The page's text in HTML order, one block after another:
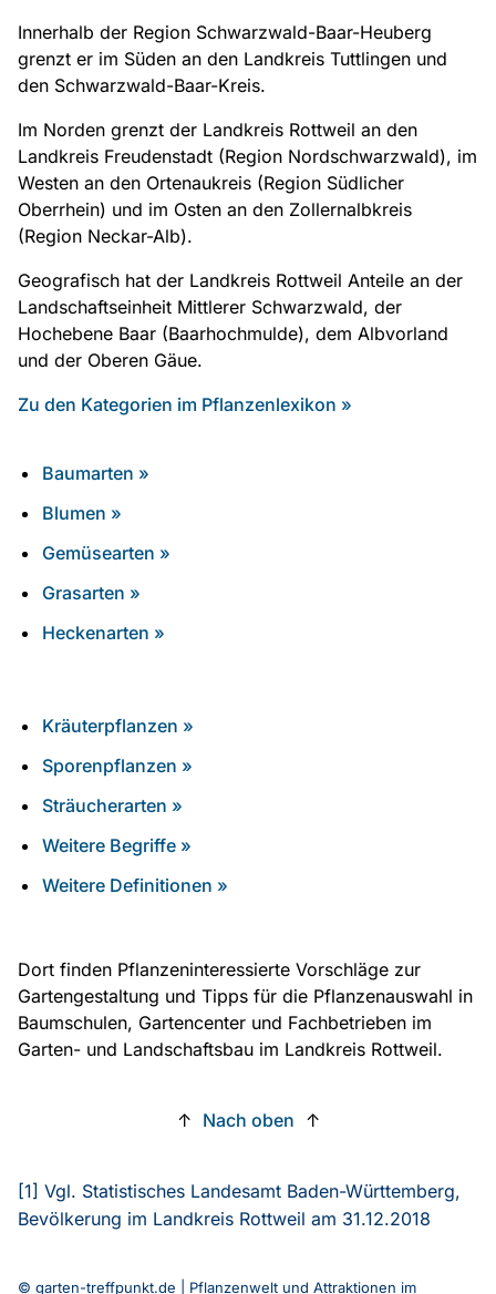
Innerhalb der Region Schwarzwald-Baar-Heuberg
grenzt er im Süden an den Landkreis Tuttlingen und
den Schwarzwald-Baar-Kreis.
Im Norden grenzt der Landkreis Rottweil an den
Landkreis Freudenstadt (Region Nordschwarzwald), im
Westen an den Ortenaukreis (Region Südlicher
Oberrhein) und im Osten an den Zollernalbkreis
(Region Neckar-Alb).
Geografisch hat der Landkreis Rottweil Anteile an der
Landschaftseinheit Mittlerer Schwarzwald, der
Hochebene Baar (Baarhochmulde), dem Albvorland
und der Oberen Gäue.
Zu den Kategorien im Pflanzenlexikon »
Baumarten »
Blumen »
Gemüsearten »
Grasarten »
Heckenarten »
Kräuterpflanzen »
Sporenpflanzen »
Sträucherarten »
Weitere Begriffe »
Weitere Definitionen »
Dort finden Pflanzeninteressierte Vorschläge zur
Gartengestaltung und Tipps für die Pflanzenauswahl in
Baumschulen, Gartencenter und Fachbetrieben im
Garten- und Landschaftsbau im Landkreis Rottweil.
↑ Nach oben ↑
[1] Vgl. Statistisches Landesamt Baden-Württemberg,
Bevölkerung im Landkreis Rottweil am 31.12.2018
© garten-treffpunkt.de | Pflanzenwelt und Attraktionen im